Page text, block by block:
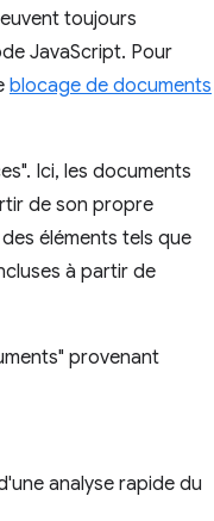
toujours
JavaScript. Pour
blocage de documents
Ici, les documents
de son propre
éléments tels que
à partir de
provenant
analyse rapide du